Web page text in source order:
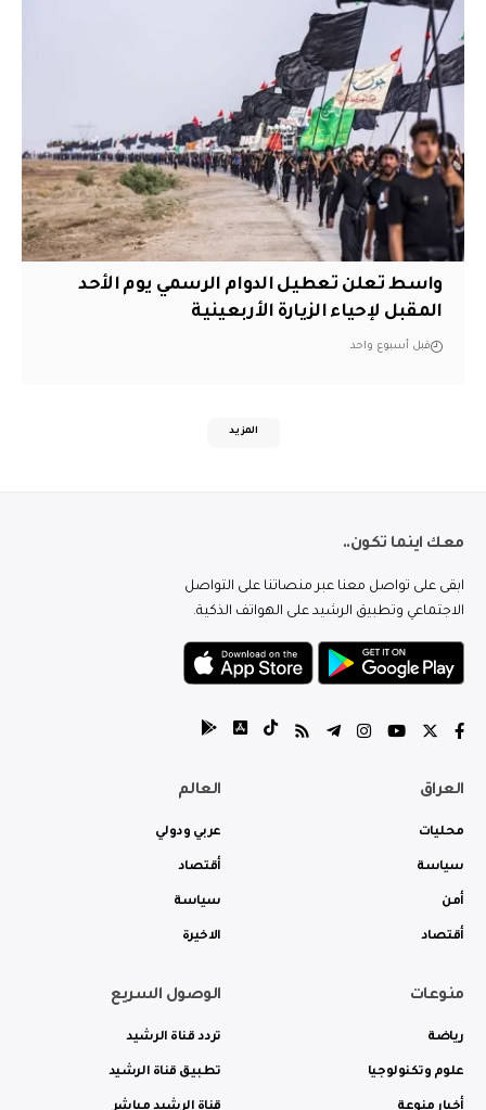
واسط تعلن تعطيل الدوام الرسمي يوم الأحد
المقبل لإحياء الزيارة الأربعينية
قبل أسبوع واحد
المزيد
معك اينما تكون..
ابقى على تواصل معنا عبر منصاتنا على التواصل
الاجتماعي وتطبيق الرشيد على الهواتف الذكية.
العراق
محليات
سياسة
أمن
أقتصاد
العالم
عربي ودولي
أقتصاد
سياسة
الاخيرة
منوعات
رياضة
علوم وتكنولوجيا
أخبار منوعة
الوصول السريع
تردد قناة الرشيد
تطبيق قناة الرشيد
قناة الرشيد مباشر